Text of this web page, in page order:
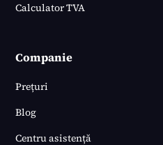
Calculator TVA
Companie
Prețuri
Blog
Centru asistență